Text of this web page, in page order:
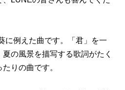
に例えた曲です。「君」を一
の風景を描写する歌詞がたく
りの曲です。